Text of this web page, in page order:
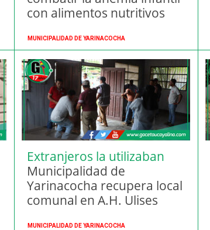
con alimentos nutritivos
MUNICIPALIDAD DE YARINACOCHA
Extranjeros la utilizaban
como vivienda
Municipalidad de
Yarinacocha recupera local
comunal en A.H. Ulises
MUNICIPALIDAD DE YARINACOCHA